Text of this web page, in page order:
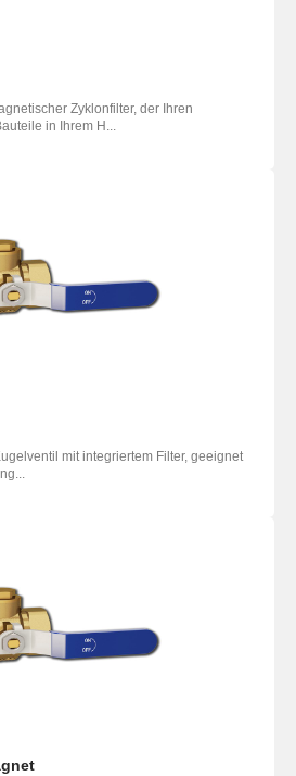
Zyklonfilter, der Ihren
in Ihrem H...
mit integriertem Filter, geeignet